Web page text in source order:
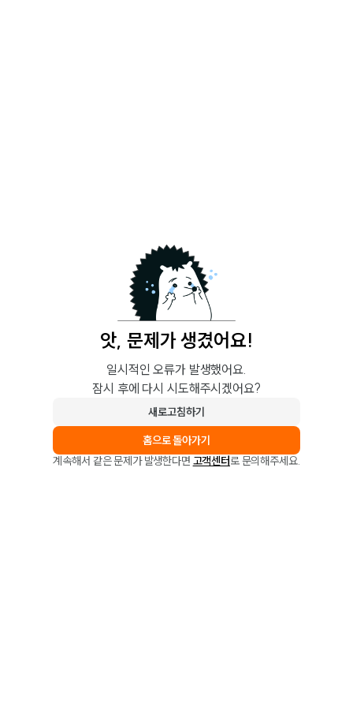
앗, 문제가 생겼어요!
일시적인 오류가 발생했어요.
잠시 후에 다시 시도해주시겠어요?
새로고침하기
홈으로 돌아가기
계속해서 같은 문제가 발생한다면 고객센터로 문의해주세요.